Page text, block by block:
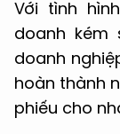
Với tình
doanh kém
doanh
hoàn thành
phiếu cho